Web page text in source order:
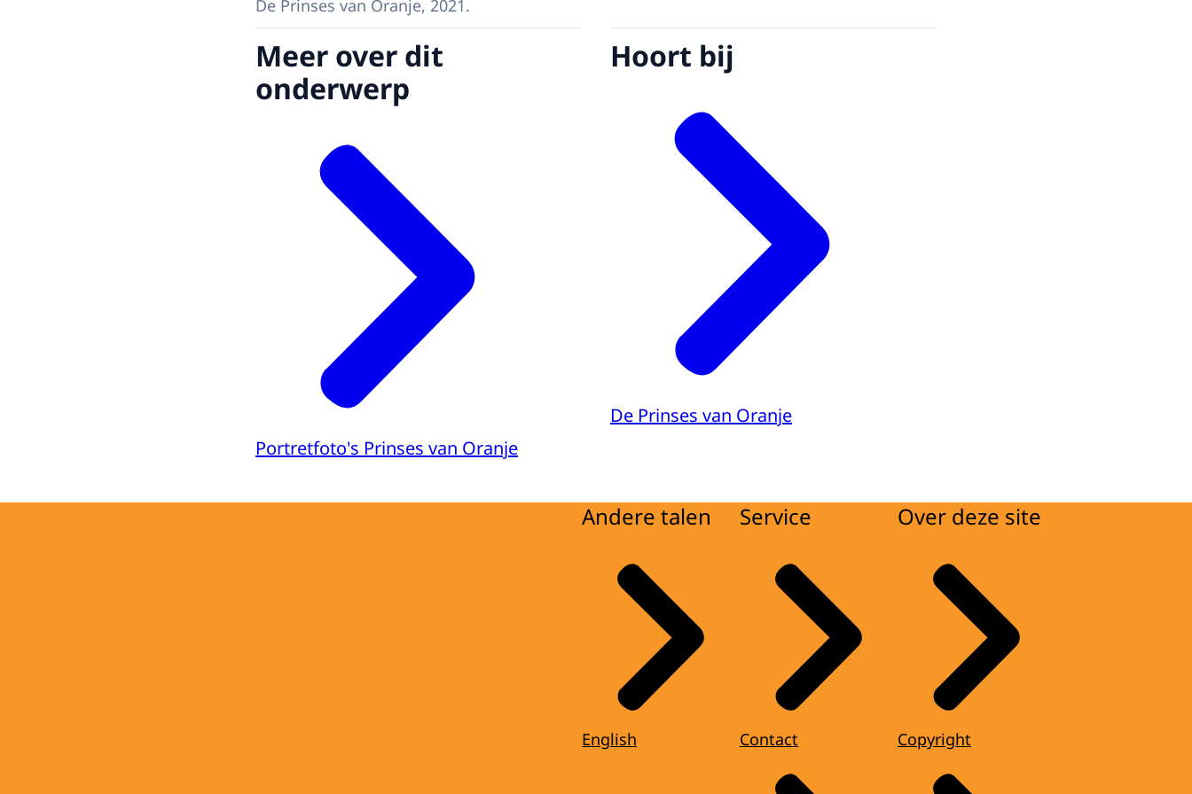
De Prinses van Oranje, 2021.
Meer over dit
onderwerp
Portretfoto's Prinses van Oranje
Hoort bij
De Prinses van Oranje
Andere talen
English
Service
Contact
Over deze site
Copyright